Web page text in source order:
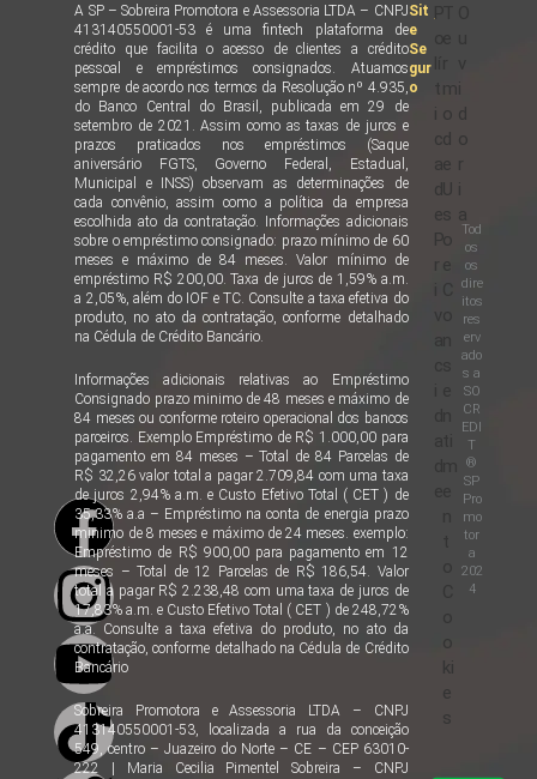
A SP – Sobreira Promotora e Assessoria LTDA – CNPJ
413140550001-53 é uma fintech plataforma de
crédito que facilita o acesso de clientes a crédito
pessoal e empréstimos consignados. Atuamos
sempre de acordo nos termos da Resolução nº 4.935,
do Banco Central do Brasil, publicada em 29 de
setembro de 2021. Assim como as taxas de juros e
prazos praticados nos empréstimos (Saque
aniversário FGTS, Governo Federal, Estadual,
Municipal e INSS) observam as determinações de
cada convênio, assim como a política da empresa
escolhida ato da contratação. Informações adicionais
sobre o empréstimo consignado: prazo mínimo de 60
meses e máximo de 84 meses. Valor mínimo de
empréstimo R$ 200,00. Taxa de juros de 1,59% a.m.
a 2,05%, além do IOF e TC. Consulte a taxa efetiva do
produto, no ato da contratação, conforme detalhado
na Cédula de Crédito Bancário.
Informações adicionais relativas ao Empréstimo
Consignado prazo minimo de 48 meses e máximo de
84 meses ou conforme roteiro operacional dos bancos
parceiros. Exemplo Empréstimo de R$ 1.000,00 para
pagamento em 84 meses – Total de 84 Parcelas de
R$ 32,26 valor total a pagar 2.709,84 com uma taxa
de juros 2,94% a.m. e Custo Efetivo Total ( CET ) de
35,33% a.a – Empréstimo na conta de energia prazo
minimo de 8 meses e máximo de 24 meses. exemplo:
Empréstimo de R$ 900,00 para pagamento em 12
meses – Total de 12 Parcelas de R$ 186,54. Valor
total a pagar R$ 2.238,48 com uma taxa de juros de
17,83% a.m. e Custo Efetivo Total ( CET ) de 248,72%
a.a. Consulte a taxa efetiva do produto, no ato da
contratação, conforme detalhado na Cédula de Crédito
Bancário
Sobreira Promotora e Assessoria LTDA – CNPJ
413140550001-53, localizada a rua da conceição
549, centro – Juazeiro do Norte – CE – CEP 63010-
222 | Maria Cecilia Pimentel Sobreira – CNPJ
Sit
e
Se
gur
o
P
i
c
a
d
e
P
r
m
o
d
e
U
s
o
e
o
ki
e
s
v
i
d
o
r
i
a
Tod
os
os
dire
itos
res
erv
ado
s a
SO
CR
EDI
T
®
SP
Pro
mo
tor
a
202
4